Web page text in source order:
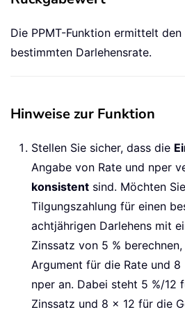
Die PPMT-Funktion ermittelt
bestimmten Darlehensrate.
Hinweise zur Funktion
Stellen Sie sicher, dass die
Angabe von Rate und nper
konsistent sind. Möchten
Tilgungszahlung für einen
achtjährigen Darlehens mit
Zinssatz von 5 %
Argument für die Rate und
nper an. Dabei steht 5 %/12
Zinssatz und 8 × 12 für die